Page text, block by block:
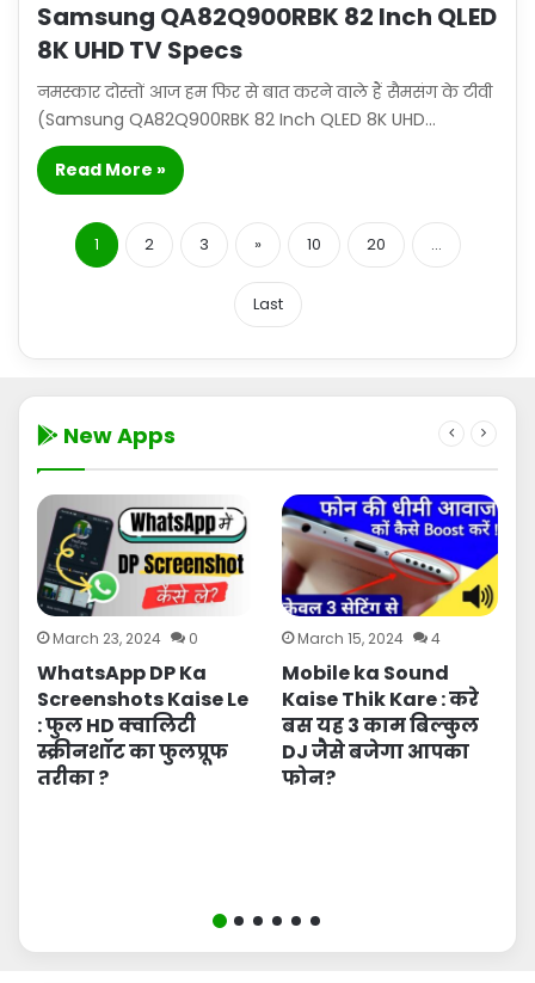
Samsung QA82Q900RBK 82 Inch QLED
8K UHD TV Specs
नमस्कार दोस्तों आज हम फिर से बात करने वाले हैं सैमसंग के टीवी
(Samsung QA82Q900RBK 82 Inch QLED 8K UHD…
Read More »
1 2 3 » 10 20 ...
Last
New Apps
March 23, 2024 0
WhatsApp DP Ka
Screenshots Kaise Le
: फुल HD क्वालिटी
स्क्रीनशॉट का फुलप्रूफ
तरीका ?
March 15, 2024 4
Mobile ka Sound
Kaise Thik Kare : करे
बस यह 3 काम बिल्कुल
DJ जैसे बजेगा आपका
फोन?